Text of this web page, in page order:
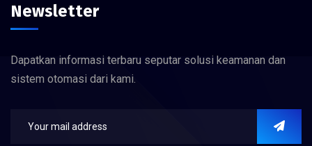
Newsletter
Dapatkan informasi terbaru seputar solusi keamanan dan
sistem otomasi dari kami.